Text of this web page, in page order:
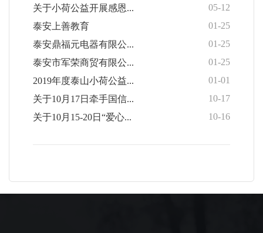
关于小荷公益开展感恩...
05-12
泰安上善教育
01-25
泰安鼎福元电器有限公...
01-25
泰安市军荣商贸有限公...
01-25
2019年度泰山小荷公益...
01-01
关于10月17日牵手国信...
10-17
关于10月15-20日“爱心...
10-16